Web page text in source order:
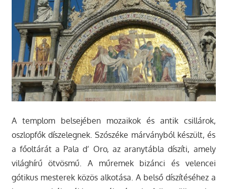
A templom belsejében mozaikok és antik csillárok,
oszlopfők díszelegnek. Szószéke márványból készült, és
a főoltárát a Pala d’ Oro, az aranytábla díszíti, amely
világhírű ötvösmű. A műremek bizánci és velencei
gótikus mesterek közös alkotása. A belső díszítéséhez a